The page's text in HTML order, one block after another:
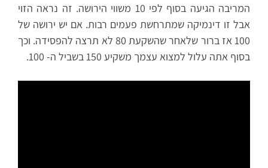
המריבה הגיעה בסוף לפי 10 משווי הירושה. זה נראה הזוי
אבל זו דינמיקה שמתרחשת פעמים רבות. אם יש ירושה של
100 אז ברור שלאחר שהשקעת 80 לא תרצה להפסידה. וכך
בסוף אתה עלול למצוא עצמך משקיע 150 בשביל ה- 100.